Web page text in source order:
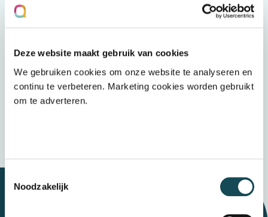
Deze website maakt gebruik van cookies
We gebruiken cookies om onze website te analyseren en
continu te verbeteren. Marketing cookies worden gebruikt
om te adverteren.
Noodzakelijk
Door op “verzenden” te klikken accepteert u
hetprivacybeleid